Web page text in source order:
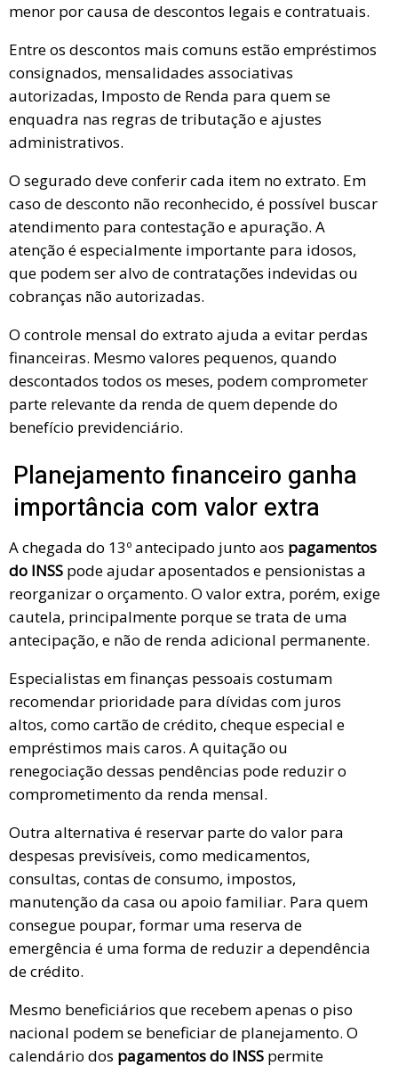
menor por causa de descontos legais e contratuais.
Entre os descontos mais comuns estão empréstimos
consignados, mensalidades associativas
autorizadas, Imposto de Renda para quem se
enquadra nas regras de tributação e ajustes
administrativos.
O segurado deve conferir cada item no extrato. Em
caso de desconto não reconhecido, é possível buscar
atendimento para contestação e apuração. A
atenção é especialmente importante para idosos,
que podem ser alvo de contratações indevidas ou
cobranças não autorizadas.
O controle mensal do extrato ajuda a evitar perdas
financeiras. Mesmo valores pequenos, quando
descontados todos os meses, podem comprometer
parte relevante da renda de quem depende do
benefício previdenciário.
Planejamento financeiro ganha
importância com valor extra
A chegada do 13º antecipado junto aos pagamentos
do INSS pode ajudar aposentados e pensionistas a
reorganizar o orçamento. O valor extra, porém, exige
cautela, principalmente porque se trata de uma
antecipação, e não de renda adicional permanente.
Especialistas em finanças pessoais costumam
recomendar prioridade para dívidas com juros
altos, como cartão de crédito, cheque especial e
empréstimos mais caros. A quitação ou
renegociação dessas pendências pode reduzir o
comprometimento da renda mensal.
Outra alternativa é reservar parte do valor para
despesas previsíveis, como medicamentos,
consultas, contas de consumo, impostos,
manutenção da casa ou apoio familiar. Para quem
consegue poupar, formar uma reserva de
emergência é uma forma de reduzir a dependência
de crédito.
Mesmo beneficiários que recebem apenas o piso
nacional podem se beneficiar de planejamento. O
calendário dos pagamentos do INSS permite